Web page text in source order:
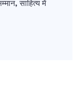
साहित्य में